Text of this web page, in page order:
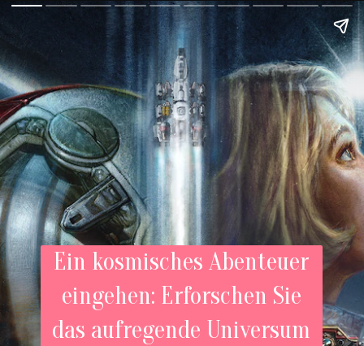
Ein kosmisches Abenteuer
eingehen: Erforschen Sie
das aufregende Universum